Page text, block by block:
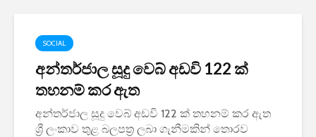
SOCIAL
අන්තර්ජාල සූදු වෙබ් අඩවි 122 ක්
තහනම් කර ඇත
අන්තර්ජාල සූදු වෙබ් අඩවි 122 ක් තහනම් කර ඇත
ශ්‍රී ලංකාව තුළ බලපත්‍ර ලබා ගැනීමකින් තොරව